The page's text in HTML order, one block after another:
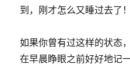
到，刚才怎么又睡过去了！
如果你曾有过这样的状态
在早晨睁眼之前好好地记